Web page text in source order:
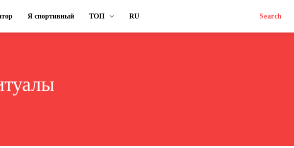
Я спортивный ТОП RU Search